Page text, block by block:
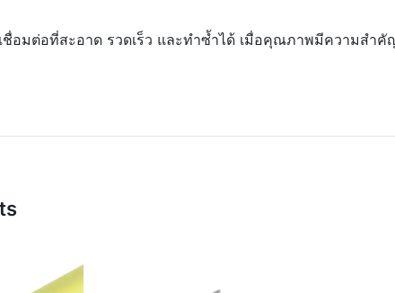
เชื่อมต่อที่สะอาด รวดเร็ว และทำซ้ำได้ เมื่อคุณภาพมีความสำคั